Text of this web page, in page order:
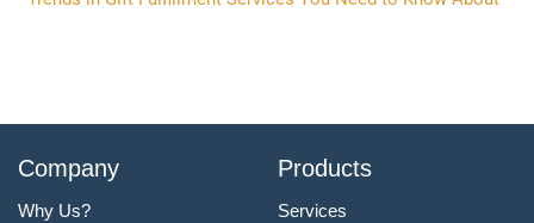
Company
Why Us?
Products
Services